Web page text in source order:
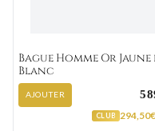
Bague Homme Or Jaune
Blanc
AJOUTER
CLUB